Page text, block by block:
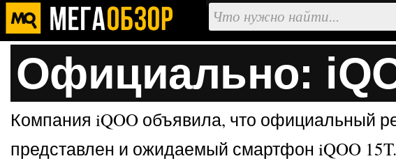
Официально:
Компания iQOO объявила, что официальный
представлен и ожидаемый смартфон iQOO